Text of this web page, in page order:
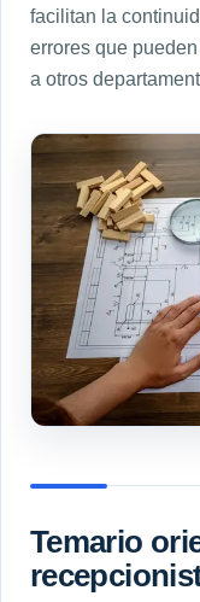
facilitan la
errores que
a otros
Temario